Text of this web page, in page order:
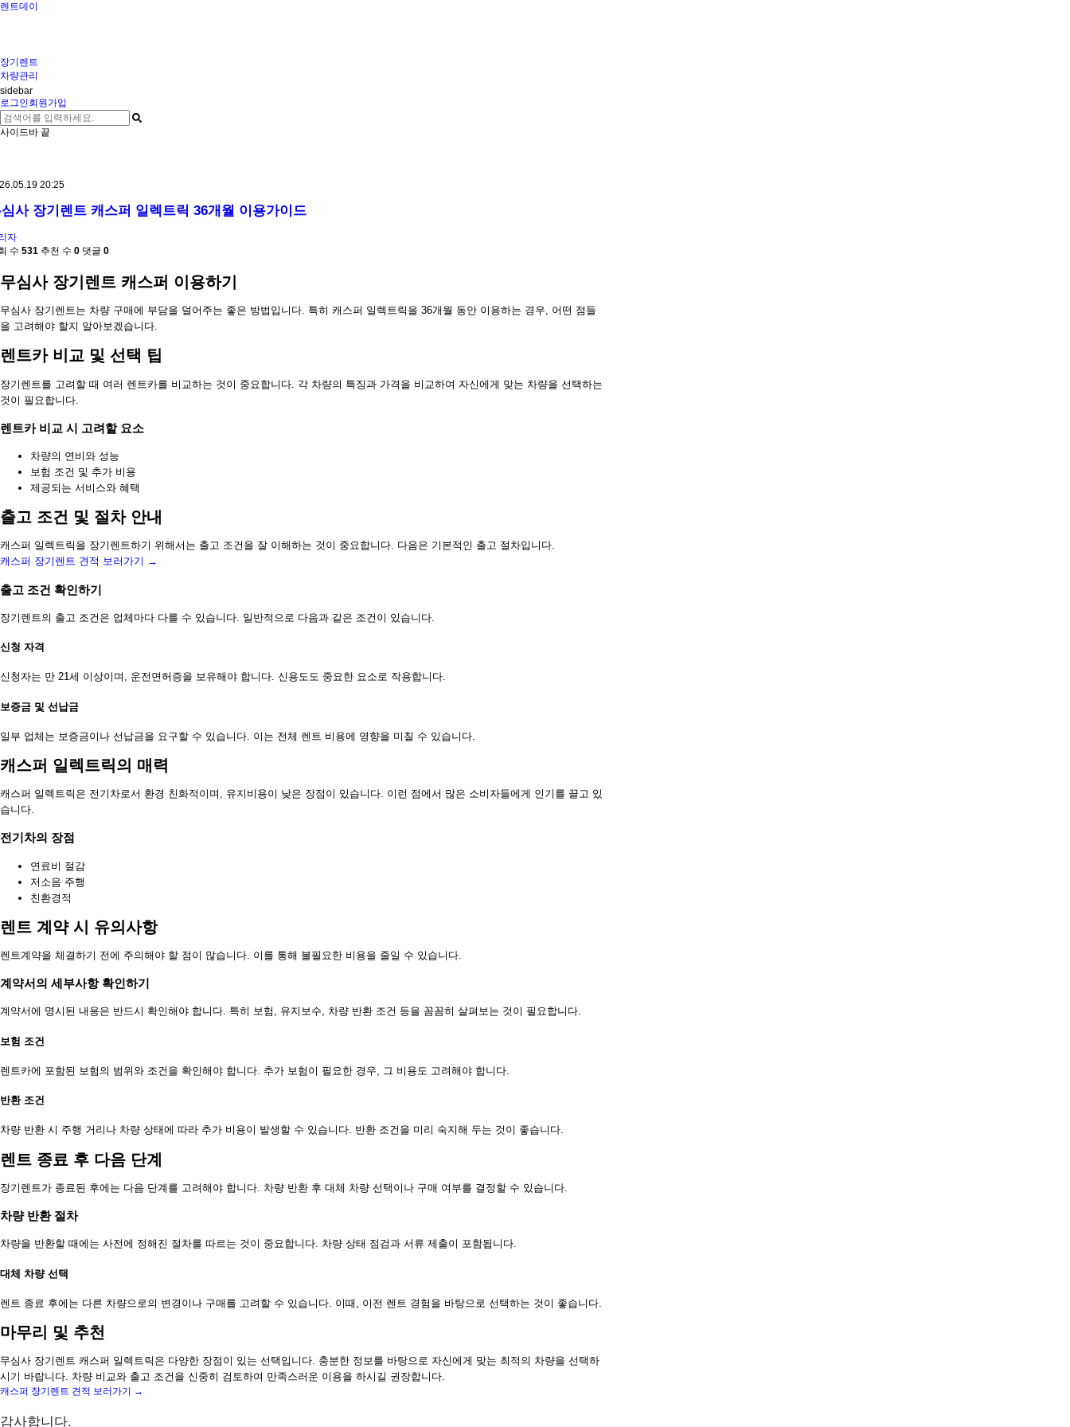
렌트데이
장기렌트
차량관리
sidebar
로그인회원가입
사이드바 끝
20:25
사 장기렌트 캐스퍼 일렉트릭 36개월 이용가이드
자
수 531 추천 수 0 댓글 0
무심사 장기렌트 캐스퍼 이용하기
무심사 장기렌트는 차량 구매에 부담을 덜어주는 좋은 방법입니다. 특히 캐스퍼 일렉트릭을 36개월 동안 이용하는 경우, 어떤 점들
을 고려해야 할지 알아보겠습니다.
렌트카 비교 및 선택 팁
장기렌트를 고려할 때 여러 렌트카를 비교하는 것이 중요합니다. 각 차량의 특징과 가격을 비교하여 자신에게 맞는 차량을 선택하는
것이 필요합니다.
렌트카 비교 시 고려할 요소
차량의 연비와 성능
보험 조건 및 추가 비용
제공되는 서비스와 혜택
출고 조건 및 절차 안내
캐스퍼 일렉트릭을 장기렌트하기 위해서는 출고 조건을 잘 이해하는 것이 중요합니다. 다음은 기본적인 출고 절차입니다.
캐스퍼 장기렌트 견적 보러가기 →
출고 조건 확인하기
장기렌트의 출고 조건은 업체마다 다를 수 있습니다. 일반적으로 다음과 같은 조건이 있습니다.
신청 자격
신청자는 만 21세 이상이며, 운전면허증을 보유해야 합니다. 신용도도 중요한 요소로 작용합니다.
보증금 및 선납금
일부 업체는 보증금이나 선납금을 요구할 수 있습니다. 이는 전체 렌트 비용에 영향을 미칠 수 있습니다.
캐스퍼 일렉트릭의 매력
캐스퍼 일렉트릭은 전기차로서 환경 친화적이며, 유지비용이 낮은 장점이 있습니다. 이런 점에서 많은 소비자들에게 인기를 끌고 있
습니다.
전기차의 장점
연료비 절감
저소음 주행
친환경적
렌트 계약 시 유의사항
렌트계약을 체결하기 전에 주의해야 할 점이 많습니다. 이를 통해 불필요한 비용을 줄일 수 있습니다.
계약서의 세부사항 확인하기
계약서에 명시된 내용은 반드시 확인해야 합니다. 특히 보험, 유지보수, 차량 반환 조건 등을 꼼꼼히 살펴보는 것이 필요합니다.
보험 조건
렌트카에 포함된 보험의 범위와 조건을 확인해야 합니다. 추가 보험이 필요한 경우, 그 비용도 고려해야 합니다.
반환 조건
차량 반환 시 주행 거리나 차량 상태에 따라 추가 비용이 발생할 수 있습니다. 반환 조건을 미리 숙지해 두는 것이 좋습니다.
렌트 종료 후 다음 단계
장기렌트가 종료된 후에는 다음 단계를 고려해야 합니다. 차량 반환 후 대체 차량 선택이나 구매 여부를 결정할 수 있습니다.
차량 반환 절차
차량을 반환할 때에는 사전에 정해진 절차를 따르는 것이 중요합니다. 차량 상태 점검과 서류 제출이 포함됩니다.
대체 차량 선택
렌트 종료 후에는 다른 차량으로의 변경이나 구매를 고려할 수 있습니다. 이때, 이전 렌트 경험을 바탕으로 선택하는 것이 좋습니다.
마무리 및 추천
무심사 장기렌트 캐스퍼 일렉트릭은 다양한 장점이 있는 선택입니다. 충분한 정보를 바탕으로 자신에게 맞는 최적의 차량을 선택하
시기 바랍니다. 차량 비교와 출고 조건을 신중히 검토하여 만족스러운 이용을 하시길 권장합니다.
캐스퍼 장기렌트 견적 보러가기 →
감사합니다.